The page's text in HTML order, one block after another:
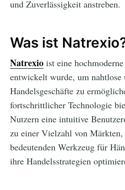
und Zuverlässigkeit anstreben.
Was ist
Natrexio ist eine
entwickelt wurde, um nahtlose
Handelsgeschäfte zu
fortschrittlicher Technologie
Nutzern eine intuitive
zu einer Vielzahl von Märkten,
bedeutenden Werkzeug für
ihre Handelsstrategien